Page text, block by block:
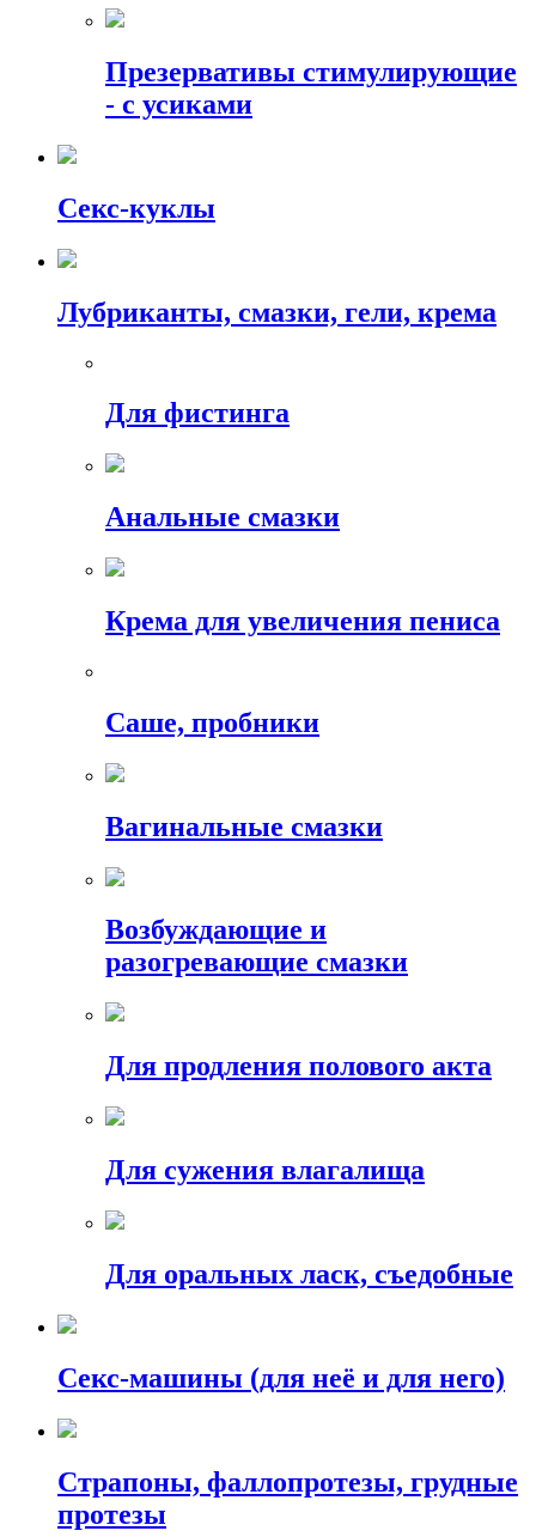
Презервативы стимулирующие
- с усиками
Секс-куклы
Лубриканты, смазки, гели, крема
Для фистинга
Анальные смазки
Крема для увеличения пениса
Саше, пробники
Вагинальные смазки
Возбуждающие и
разогревающие смазки
Для продления полового акта
Для сужения влагалища
Для оральных ласк, съедобные
Секс-машины (для неё и для него)
Страпоны, фаллопротезы, грудные
протезы